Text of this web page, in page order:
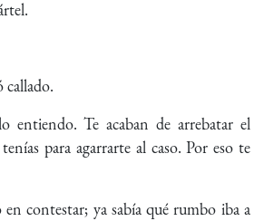
callado.
entiendo. Te acaban de arrebatar el
para agarrarte al caso. Por eso te
contestar; ya sabía qué rumbo iba a